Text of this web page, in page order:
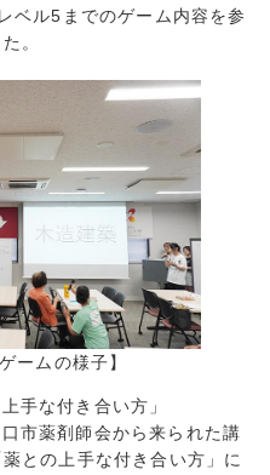
ベル5までのゲーム内容を参
。
ームの様子】
手な付き合い方」
市薬剤師会から来られた講
との上手な付き合い方」に